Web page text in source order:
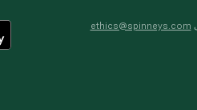
ethics@spinneys.com